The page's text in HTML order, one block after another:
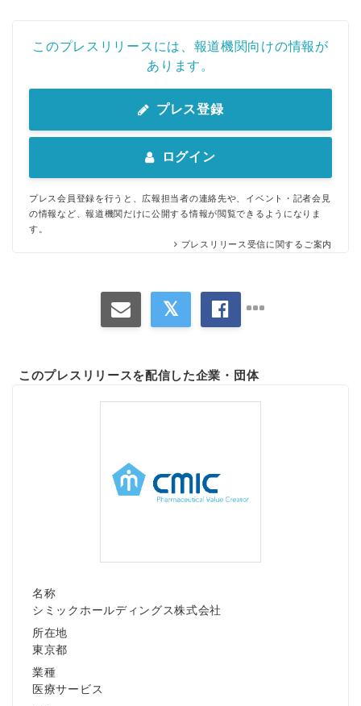
このプレスリリースには、報道機関向けの情報が
あります。
プレス登録
ログイン
プレス会員登録を行うと、広報担当者の連絡先や、イベント・記者会見
の情報など、報道機関だけに公開する情報が閲覧できるようになりま
す。
プレスリリース受信に関するご案内
このプレスリリースを配信した企業・団体
名称
シミックホールディングス株式会社
所在地
東京都
業種
医療サービス